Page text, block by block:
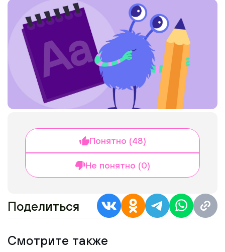
Понятно (48)
Не понятно (0)
Поделиться
Смотрите также